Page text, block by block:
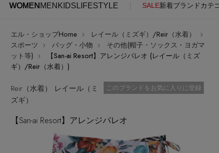
WOMEN MEN KIDS LIFESTYLE SALE新着ブランド カテ
WOMENMENKIDSLIFESTYLE
ITEMS
ランキング
ログイン
はじめてご利用の方
メールマガジン登録
SEE RESULTS
エル・ショップHome
レイール（ミズギ）/Reir（水着）
スポーツ
バッグ・小物
その他(帽子・ソックス・ヨガマ
ット等)
【San-ai Resort】アレンジパレオ (レイール（ミズ
ギ）/Reir（水着）)
Reir（水着） レイール（ミ
ズギ）
お気に入り済
このブランドをお気に入りに登録
【San-ai Resort】アレンジパレオ